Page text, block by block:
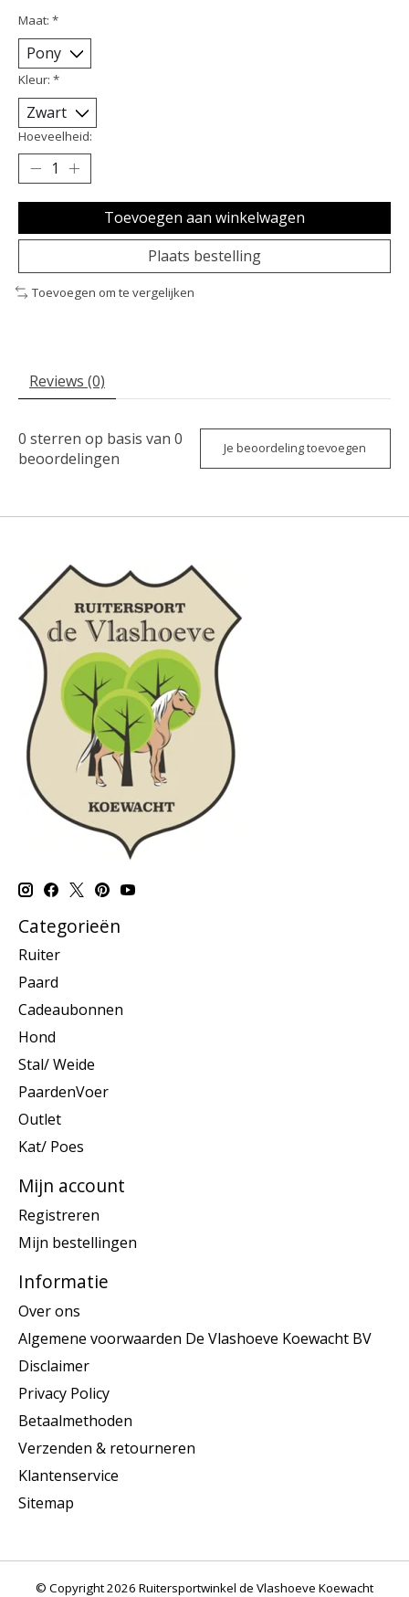
Maat: *
Kleur: *
Hoeveelheid:
Toevoegen aan winkelwagen
Plaats bestelling
Toevoegen om te vergelijken
Reviews (0)
0 sterren op basis van 0
beoordelingen
Je beoordeling toevoegen
Categorieën
Ruiter
Paard
Cadeaubonnen
Hond
Stal/ Weide
PaardenVoer
Outlet
Kat/ Poes
Mijn account
Registreren
Mijn bestellingen
Informatie
Over ons
Algemene voorwaarden De Vlashoeve Koewacht BV
Disclaimer
Privacy Policy
Betaalmethoden
Verzenden & retourneren
Klantenservice
Sitemap
© Copyright 2026 Ruitersportwinkel de Vlashoeve Koewacht